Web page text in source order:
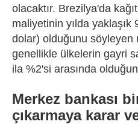
olacaktır. Brezilya'da
maliyetinin yılda
dolar) olduğunu söyleyen
genellikle ülkelerin gayri
ila %2'si arasında
Merkez bankası
çıkarmaya karar